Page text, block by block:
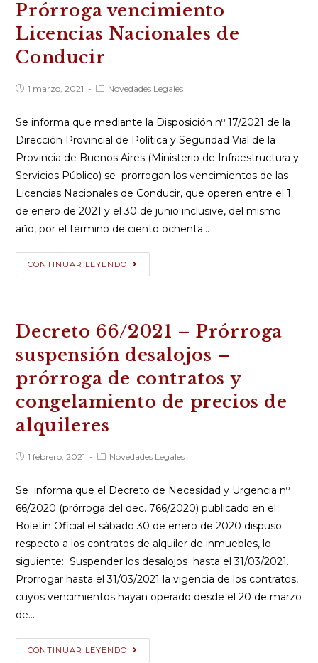
vencimiento
Nacionales
Prórroga vencimiento
Licencias Nacionales de
Conducir
Publicación
entrada:
1 marzo, 2021
Categoría
entrada:
Novedades Legales
Se informa que mediante la Disposición nº 17/2021 de la
Dirección Provincial de Política y Seguridad Vial de la
Provincia de Buenos Aires (Ministerio de Infraestructura y
Servicios Público) se prorrogan los vencimientos de las
Licencias Nacionales de Conducir, que operen entre el 1
de enero de 2021 y el 30 de junio inclusive, del mismo
año, por el término de ciento ochenta…
CONTINUAR LEYENDO
17/2021
–
Prórroga
vencimiento
Licencias
Nacionales
de
Decreto 66/2021 – Prórroga
suspensión desalojos –
prórroga de contratos y
congelamiento de precios de
alquileres
Publicación
entrada:
1 febrero, 2021
Categoría
entrada:
Novedades Legales
Se informa que el Decreto de Necesidad y Urgencia nº
66/2020 (prórroga del dec. 766/2020) publicado en el
Boletín Oficial el sábado 30 de enero de 2020 dispuso
respecto a los contratos de alquiler de inmuebles, lo
siguiente: Suspender los desalojos hasta el 31/03/2021.
Prorrogar hasta el 31/03/2021 la vigencia de los contratos,
cuyos vencimientos hayan operado desde el 20 de marzo
de…
CONTINUAR LEYENDO